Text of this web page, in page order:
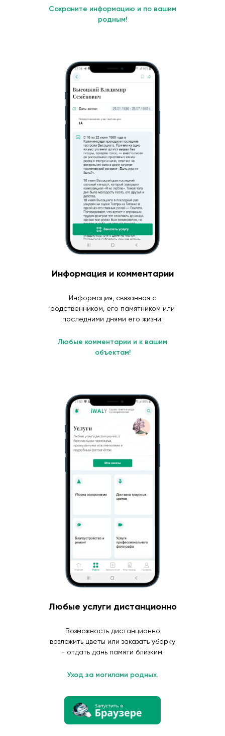
Сохраните информацию и по вашим
родным!
Информация и комментарии
Информация, связанная с
родственником, его памятником или
последними днями его жизни.
Любые комментарии и к вашим
объектам!
Любые услуги дистанционно
Возможность дистанционно
возложить цветы или заказать уборку
- отдать дань памяти близким.
Уход за могилами родных.